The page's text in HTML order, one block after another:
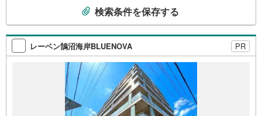
検
索
条
検索条件を保存する
レーベン鵠沼海岸BLUENOVA PR